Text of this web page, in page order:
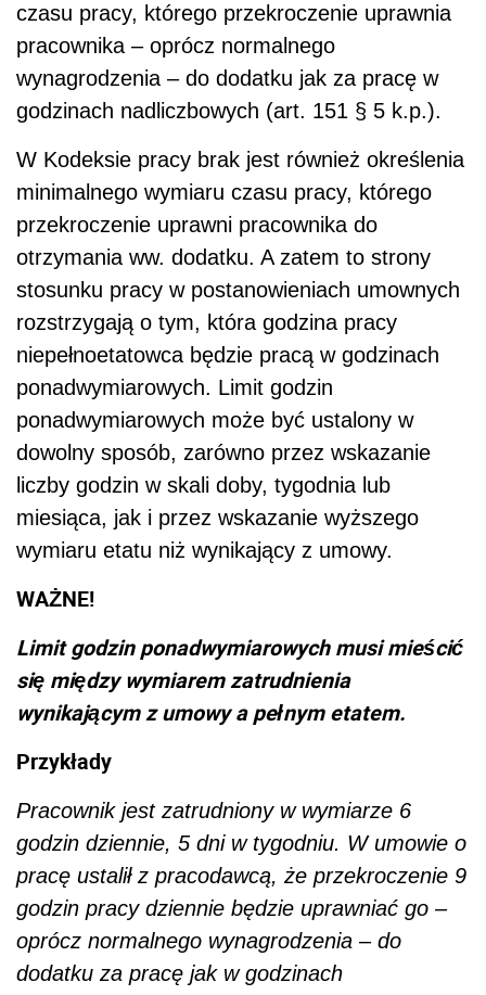
czasu pracy, którego przekroczenie uprawnia
pracownika – oprócz normalnego
wynagrodzenia – do dodatku jak za pracę w
godzinach nadliczbowych (art. 151 § 5 k.p.).
W Kodeksie pracy brak jest również określenia
minimalnego wymiaru czasu pracy, którego
przekroczenie uprawni pracownika do
otrzymania ww. dodatku. A zatem to strony
stosunku pracy w postanowieniach umownych
rozstrzygają o tym, która godzina pracy
niepełnoetatowca będzie pracą w godzinach
ponadwymiarowych. Limit godzin
ponadwymiarowych może być ustalony w
dowolny sposób, zarówno przez wskazanie
liczby godzin w skali doby, tygodnia lub
miesiąca, jak i przez wskazanie wyższego
wymiaru etatu niż wynikający z umowy.
WAŻNE!
Limit godzin ponadwymiarowych musi mieścić
się między wymiarem zatrudnienia
wynikającym z umowy a pełnym etatem.
Przykłady
Pracownik jest zatrudniony w wymiarze 6
godzin dziennie, 5 dni w tygodniu. W umowie o
pracę ustalił z pracodawcą, że przekroczenie 9
godzin pracy dziennie będzie uprawniać go –
oprócz normalnego wynagrodzenia – do
dodatku za pracę jak w godzinach